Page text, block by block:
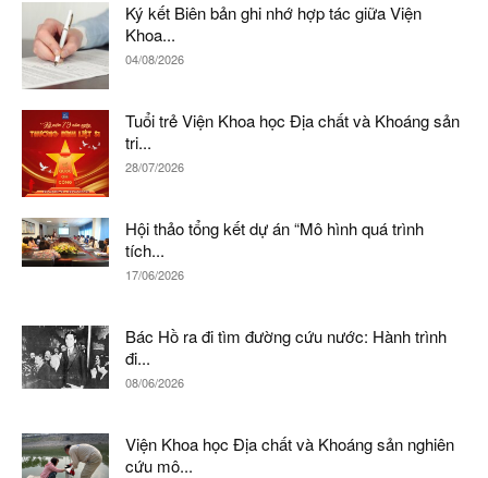
Ký kết Biên bản ghi nhớ hợp tác giữa Viện
Khoa...
04/08/2026
Tuổi trẻ Viện Khoa học Địa chất và Khoáng sản
tri...
28/07/2026
Hội thảo tổng kết dự án “Mô hình quá trình
tích...
17/06/2026
Bác Hồ ra đi tìm đường cứu nước: Hành trình
đi...
08/06/2026
Viện Khoa học Địa chất và Khoáng sản nghiên
cứu mô...